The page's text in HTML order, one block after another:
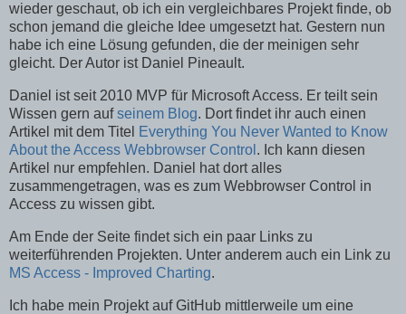
wieder geschaut, ob ich ein vergleichbares Projekt finde, ob
schon jemand die gleiche Idee umgesetzt hat. Gestern nun
habe ich eine Lösung gefunden, die der meinigen sehr
gleicht. Der Autor ist Daniel Pineault.
Daniel ist seit 2010 MVP für Microsoft Access. Er teilt sein
Wissen gern aufseinem Blog. Dort findet ihr auch einen
Artikel mit dem Titel Everything You Never Wanted to Know
About the Access Webbrowser Control . Ich kann diesen
Artikel nur empfehlen. Daniel hat dort alles
zusammengetragen, was es zum Webbrowser Control in
Access zu wissen gibt.
Am Ende der Seite findet sich ein paar Links zu
weiterführenden Projekten. Unter anderem auch ein Link zu
MS Access - Improved Charting.
Ich habe mein Projekt auf GitHub mittlerweile um eine